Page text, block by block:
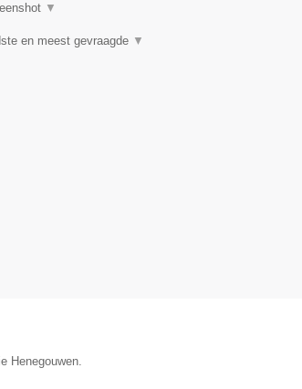
▼
en meest gevraagde ▼
Henegouwen.